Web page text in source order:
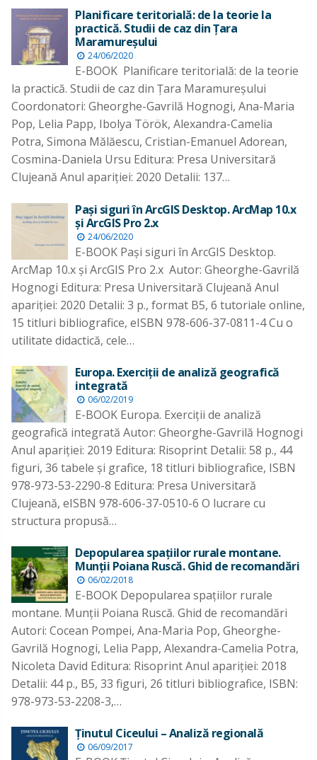
Planificare teritorială: de la teorie la
practică. Studii de caz din Ţara
Maramureşului
24/06/2020
E-BOOK Planificare teritorială: de la teorie
la practică. Studii de caz din Ţara Maramureşului
Coordonatori: Gheorghe-Gavrilă Hognogi, Ana-Maria
Pop, Lelia Papp, Ibolya Török, Alexandra-Camelia
Potra, Simona Mălăescu, Cristian-Emanuel Adorean,
Cosmina-Daniela Ursu Editura: Presa Universitară
Clujeană Anul apariţiei: 2020 Detalii: 137…
Paşi siguri în ArcGIS Desktop. ArcMap 10.x
şi ArcGIS Pro 2.x
24/06/2020
E-BOOK Paşi siguri în ArcGIS Desktop.
ArcMap 10.x şi ArcGIS Pro 2.x Autor: Gheorghe-Gavrilă
Hognogi Editura: Presa Universitară Clujeană Anul
apariţiei: 2020 Detalii: 3 p., format B5, 6 tutoriale online,
15 titluri bibliografice, eISBN 978-606-37-0811-4 Cu o
utilitate didactică, cele…
Europa. Exerciţii de analiză geografică
integrată
06/02/2019
E-BOOK Europa. Exerciţii de analiză
geografică integrată Autor: Gheorghe-Gavrilă Hognogi
Anul apariţiei: 2019 Editura: Risoprint Detalii: 58 p., 44
figuri, 36 tabele şi grafice, 18 titluri bibliografice, ISBN
978-973-53-2290-8 Editura: Presa Universitară
Clujeană, eISBN 978-606-37-0510-6 O lucrare cu
structura propusă…
Depopularea spaţiilor rurale montane.
Munţii Poiana Ruscă. Ghid de recomandări
06/02/2018
E-BOOK Depopularea spaţiilor rurale
montane. Munţii Poiana Ruscă. Ghid de recomandări
Autori: Cocean Pompei, Ana-Maria Pop, Gheorghe-
Gavrilă Hognogi, Lelia Papp, Alexandra-Camelia Potra,
Nicoleta David Editura: Risoprint Anul apariţiei: 2018
Detalii: 44 p., B5, 33 figuri, 26 titluri bibliografice, ISBN:
978-973-53-2208-3,…
Ţinutul Ciceului – Analiză regională
06/09/2017